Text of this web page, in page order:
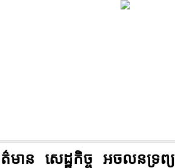
មាន សេដ្ឋកិច្ច អចលនទ្រព្យ